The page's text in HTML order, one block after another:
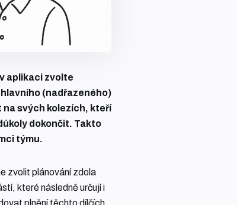
aplikaci zvolte
(nadřazeného)
svých kolezích, kteří
dokončit. Takto
týmu.
zvolit plánování zdola
které následně určují i
plnění těchto dílčích